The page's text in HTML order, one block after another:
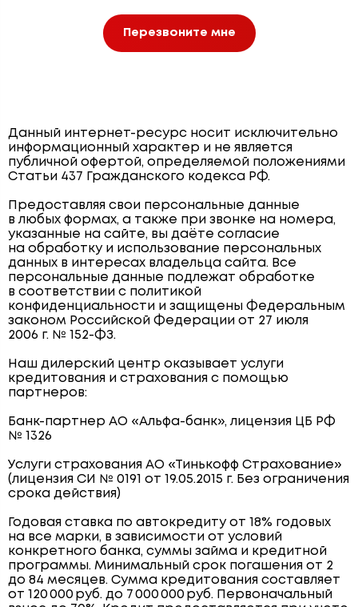
Перезвоните мне
Данный интернет-ресурс носит исключительно
информационный характер и не является
публичной офертой, определяемой положениями
Статьи 437 Гражданского кодекса РФ.
Предоставляя свои персональные данные
в любых формах, а также при звонке на номера,
указанные на сайте, вы даёте согласие
на обработку и использование персональных
данных в интересах владельца сайта. Все
персональные данные подлежат обработке
в соответствии с политикой
конфиденциальности и защищены Федеральным
законом Российской Федерации от 27 июля
2006 г. № 152-ФЗ.
Наш дилерский центр оказывает услуги
кредитования и страхования с помощью
партнеров:
Банк-партнер АО «Альфа-банк», лицензия ЦБ РФ
№ 1326
Услуги страхования АО «Тинькофф Страхование»
(лицензия СИ № 0191 от 19.05.2015 г. Без ограничения
срока действия)
Годовая ставка по автокредиту от 18% годовых
на все марки, в зависимости от условий
конкретного банка, суммы займа и кредитной
программы. Минимальный срок погашения от 2
до 84 месяцев. Сумма кредитования составляет
от 120 000 руб. до 7 000 000 руб. Первоначальный